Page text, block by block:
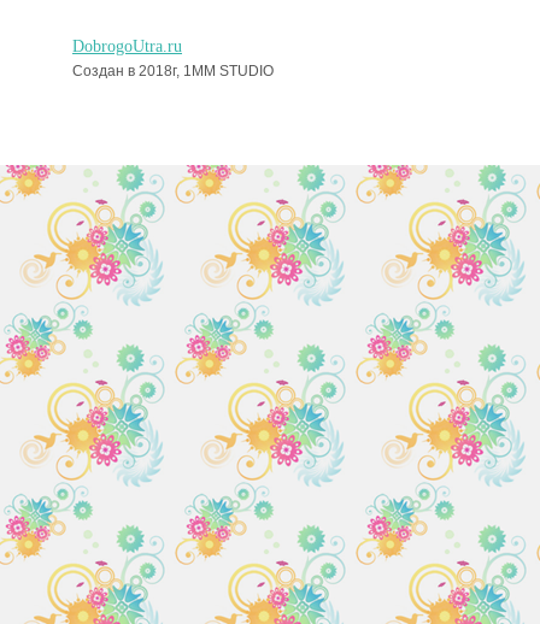
DobrogoUtra.ru
Создан в 2018г, 1MM STUDIO